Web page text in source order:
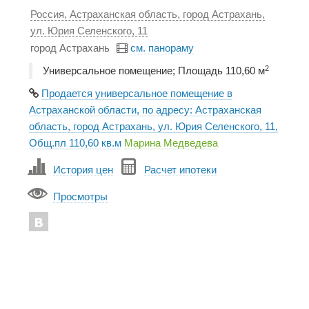
Россия, Астраханская область, город Астрахань,
ул. Юрия Селенского, 11
город Астрахань
см. панораму
Универсальное помещение; Площадь 110,60 м2
Продается универсальное помещение в
Астраханской области, по адресу: Астраханская
область, город Астрахань, ул. Юрия Селенского, 11,
Общ.пл 110,60 кв.м Марина Медведева
История цен Расчет ипотеки
Просмотры